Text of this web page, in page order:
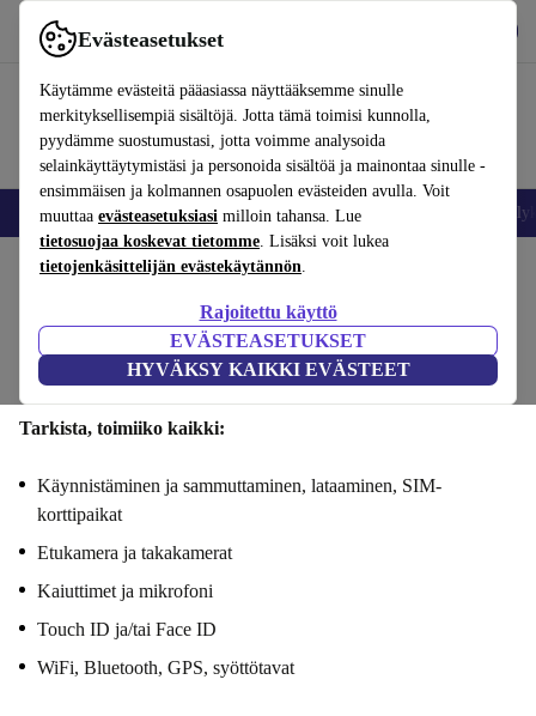
Evästeasetukset
Käytämme evästeitä pääasiassa näyttääksemme sinulle
merkityksellisempiä sisältöjä. Jotta tämä toimisi kunnolla,
pyydämme suostumustasi, jotta voimme analysoida
selainkäyttäytymistäsi ja personoida sisältöä ja mainontaa sinulle -
ensimmäisen ja kolmannen osapuolen evästeiden avulla. Voit
muuttaa evästeasetuksiasi milloin tahansa. Lue
tietosuojaa koskevat tietomme. Lisäksi voit lukea
tietojenkäsittelijän evästekäytännön.
Rajoitettu käyttö
EVÄSTEASETUKSET
HYVÄKSY KAIKKI EVÄSTEET
Käytä refurbed-palvelua nopeasti ja helposti
Matkapuhelimet ja älypuhelimet Kannettavat tietokoneet
Vaiheet 1/4
Toiminnallisuus Tekniset tiedot Tarjous Henkilötiedot
Tarkista, toimiiko kaikki:
Käynnistäminen ja sammuttaminen, lataaminen, SIM-
korttipaikat
Etukamera ja takakamerat
Kaiuttimet ja mikrofoni
Touch ID ja/tai Face ID
WiFi, Bluetooth, GPS, syöttötavat